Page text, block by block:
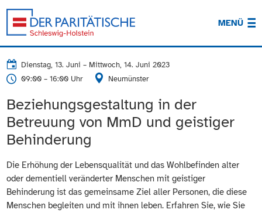
MENÜ
Dienstag, 13. Juni – Mittwoch, 14. Juni 2023
09:00 – 16:00 Uhr
Neumünster
Beziehungsgestaltung in der
Betreuung von MmD und geistiger
Behinderung
Die Erhöhung der Lebensqualität und das Wohlbefinden alter
oder dementiell veränderter Menschen mit geistiger
Behinderung ist das gemeinsame Ziel aller Personen, die diese
Menschen begleiten und mit ihnen leben. Erfahren Sie, wie Sie